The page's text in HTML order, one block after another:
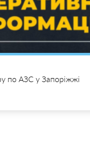
по АЗС у Запоріжжі